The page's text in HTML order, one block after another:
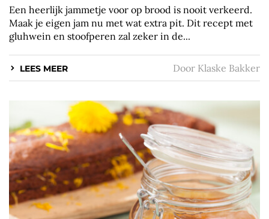
Een heerlijk jammetje voor op brood is nooit verkeerd.
Maak je eigen jam nu met wat extra pit. Dit recept met
gluhwein en stoofperen zal zeker in de...
LEES MEER Door Klaske Bakker